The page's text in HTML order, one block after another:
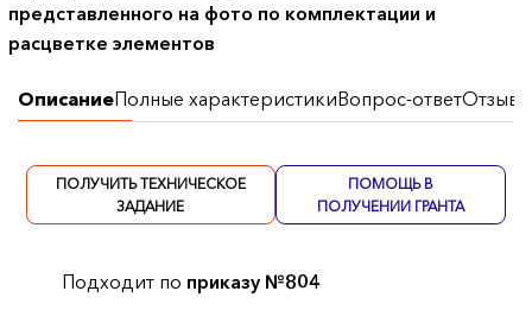
представленного на фото по комплектации и
расцветке элементов
ОписаниеПолные характеристикиВопрос-ответОтзывы
ПОЛУЧИТЬ ТЕХНИЧЕСКОЕ
ЗАДАНИЕ
ПОМОЩЬ В
ПОЛУЧЕНИИ ГРАНТА
Подходит по приказу №804